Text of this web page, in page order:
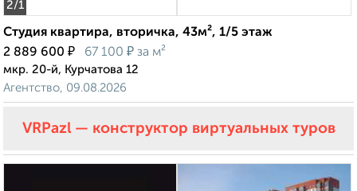
2/1
Студия квартира, вторичка, 43м², 1/5 этаж
2 889 600 ₽ 67 100 ₽ за м²
мкр. 20-й, Курчатова 12
Агентство, 09.08.2026
VRPazl — конструктор виртуальных туров